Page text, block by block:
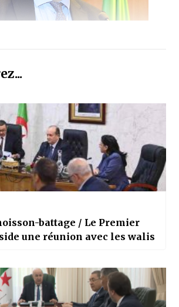
battage / Le Premier
une réunion avec les walis